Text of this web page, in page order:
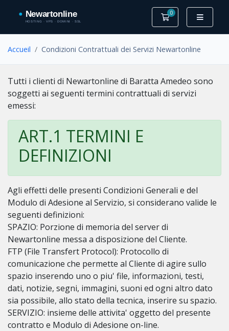
0
Votre panier
Accueil Condizioni Contrattuali dei Servizi Newartonline
Tutti i clienti di Newartonline di Baratta Amedeo sono
soggetti ai seguenti termini contrattuali di servizi
emessi:
ART.1 TERMINI E
DEFINIZIONI
Agli effetti delle presenti Condizioni Generali e del
Modulo di Adesione al Servizio, si considerano valide le
seguenti definizioni:
SPAZIO: Porzione di memoria del server di
Newartonline messa a disposizione del Cliente.
FTP (File Transfert Protocol): Protocollo di
comunicazione che permette al Cliente di agire sullo
spazio inserendo uno o piu' file, informazioni, testi,
dati, notizie, segni, immagini, suoni ed ogni altro dato
sia possibile, allo stato della tecnica, inserire su spazio.
SERVIZIO: insieme delle attivita' oggetto del presente
contratto e Modulo di Adesione on-line.